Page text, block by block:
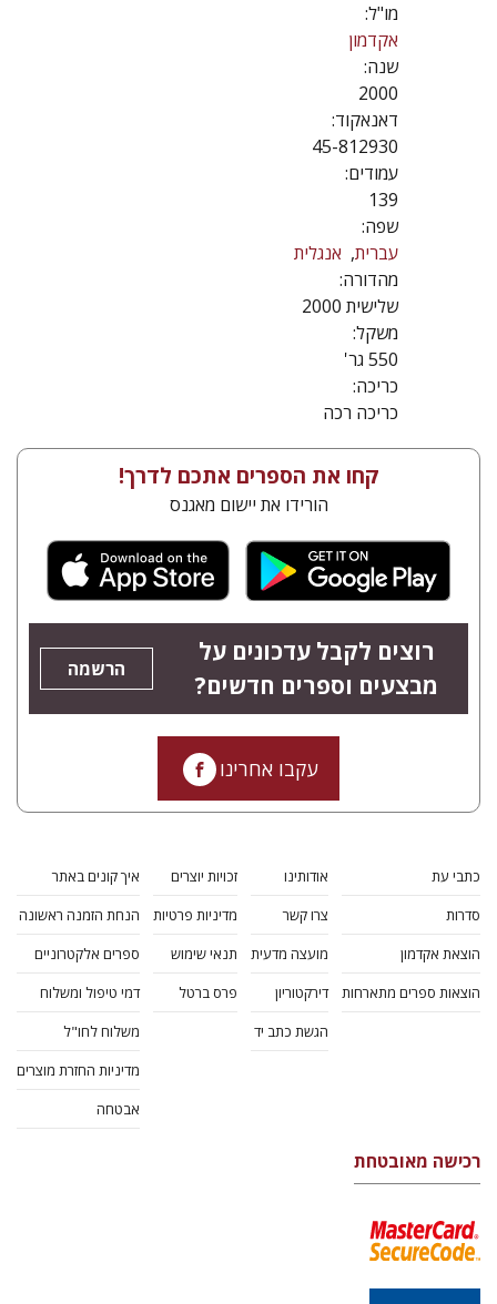
מו"ל:
אקדמון
שנה:
2000
דאנאקוד:
45-812930
עמודים:
139
שפה:
עברית אנגלית
מהדורה:
שלישית 2000
משקל:
550 גר'
כריכה:
כריכה רכה
קחו את הספרים אתכם לדרך!
הורידו את יישום מאגנס
רוצים לקבל עדכונים על
מבצעים וספרים חדשים?
הרשמה
עקבו אחרינו
כתבי עת
סדרות
הוצאת אקדמון
הוצאות ספרים מתארחות
אודותינו
צרו קשר
מועצה מדעית
דירקטוריון
הגשת כתב יד
זכויות יוצרים
מדיניות פרטיות
תנאי שימוש
פרס ברטל
איך קונים באתר
הנחת הזמנה ראשונה
ספרים אלקטרוניים
דמי טיפול ומשלוח
משלוח לחו"ל
מדיניות החזרת מוצרים
אבטחה
רכישה מאובטחת